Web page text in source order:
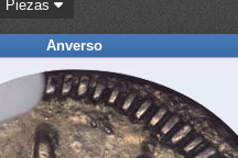
Piezas
Anverso